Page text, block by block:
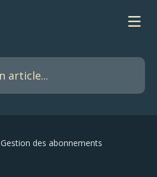
Gestion des abonnements